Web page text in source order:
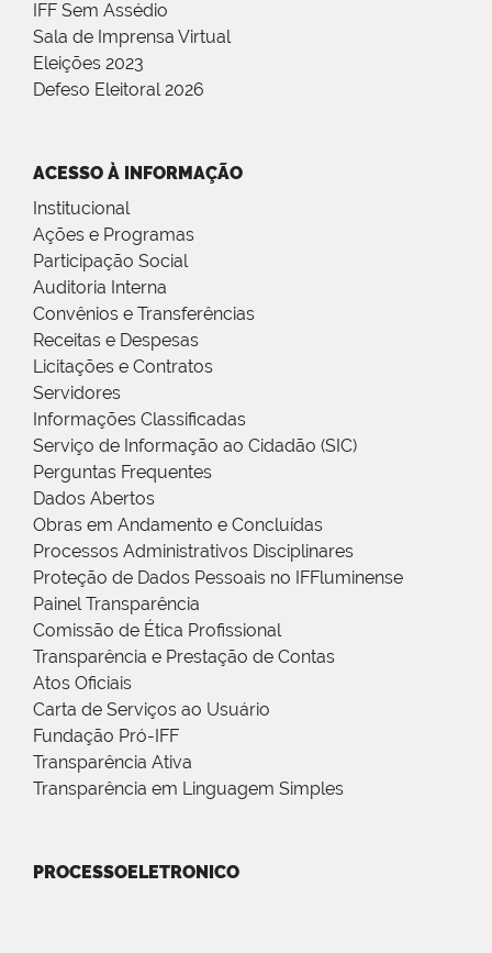
IFF Sem Assédio
Sala de Imprensa Virtual
Eleições 2023
Defeso Eleitoral 2026
ACESSO À INFORMAÇÃO
Institucional
Ações e Programas
Participação Social
Auditoria Interna
Convênios e Transferências
Receitas e Despesas
Licitações e Contratos
Servidores
Informações Classificadas
Serviço de Informação ao Cidadão (SIC)
Perguntas Frequentes
Dados Abertos
Obras em Andamento e Concluídas
Processos Administrativos Disciplinares
Proteção de Dados Pessoais no IFFluminense
Painel Transparência
Comissão de Ética Profissional
Transparência e Prestação de Contas
Atos Oficiais
Carta de Serviços ao Usuário
Fundação Pró-IFF
Transparência Ativa
Transparência em Linguagem Simples
PROCESSOELETRONICO